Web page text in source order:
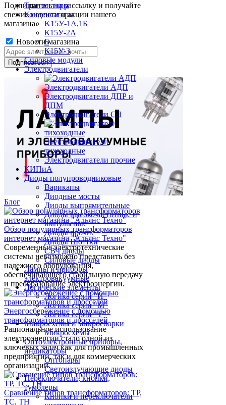
Транзисторы
Конденсаторы
K15У-1А,1Б
К15У-2А
Б
К15У-3
Силовые модули
Электродвигатели
Электродвигатели АДП
Электродвигатели ДПР и
ДПМ
Электродвигатели СЛ
Электродвигатели
тихоходные
Электродвигатели прочие
КИПиА
Диоды полупроводниковые
Варикапы
Диодные мосты
Диоды выпрямительные
Диоды высокочастотные и
импульсные
Диоды прочие
Диоды Шоттки
СВЧ диоды
Силовые диоды
Лампы и приборы
электровакуумные
Логические элементы
Логика серии "И"
Логика серии "М"
Логика серии "Т"
Микросхемы и микросборки
Микросхемы
Оптоэлектронные приборы,
индикаторы
Оптопары
Светоизлучающие диоды
Переключатели, кнопки,
тумблеры
Кнопки и переключатели
Подпишитесь на рассылку и получайте
свежие новости и акции нашего
магазина.
Новости магазина
Блог
Обзор популярных трансформаторов
интернет магазина "Альянс Техно"
Современные электротехнические
системы невозможно представить без
надежного оборудования,
обеспечивающего стабильную передачу
и преобразование электроэнергии.
Энергосбережение с помощью
трансформаторов и дросселей
Рациональное использование
электроэнергии стало одной из
ключевых задач как для промышленных
предприятий, так и для коммерческих
организаций.
Сравнение типов трансформаторов: ТР,
ТС, ТН